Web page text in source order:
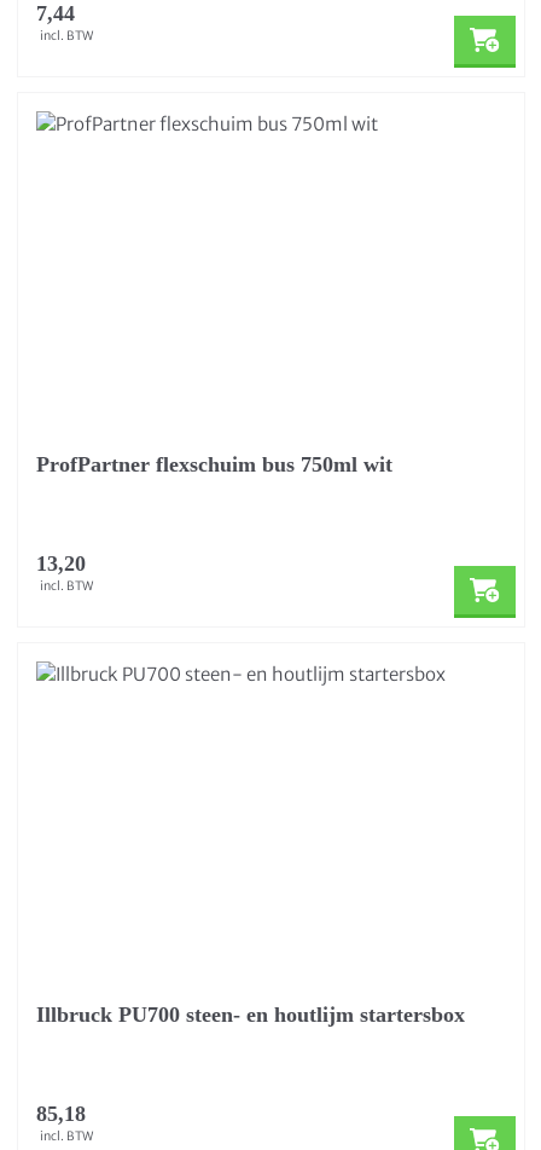
7,44
incl. BTW
ProfPartner flexschuim bus 750ml wit
13,20
incl. BTW
Illbruck PU700 steen- en houtlijm startersbox
85,18
incl. BTW